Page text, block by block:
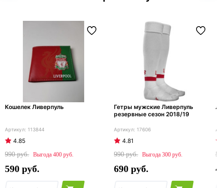
Кошелек Ливерпуль
113844
4.85
990
400
590
Гетры мужские Ливерпуль
резервные сезон 2018/19
17606
4.81
990
300
690